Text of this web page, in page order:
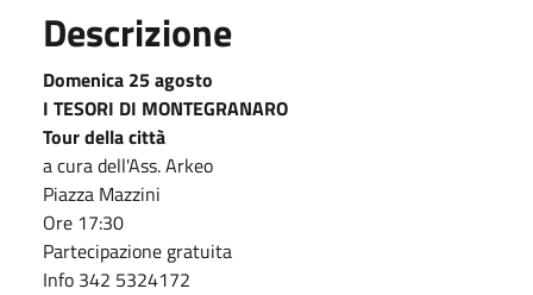
Descrizione
Domenica 25 agosto
I TESORI DI MONTEGRANARO
Tour della città
a cura dell'Ass. Arkeo
Piazza Mazzini
Ore 17:30
Partecipazione gratuita
Info 342 5324172